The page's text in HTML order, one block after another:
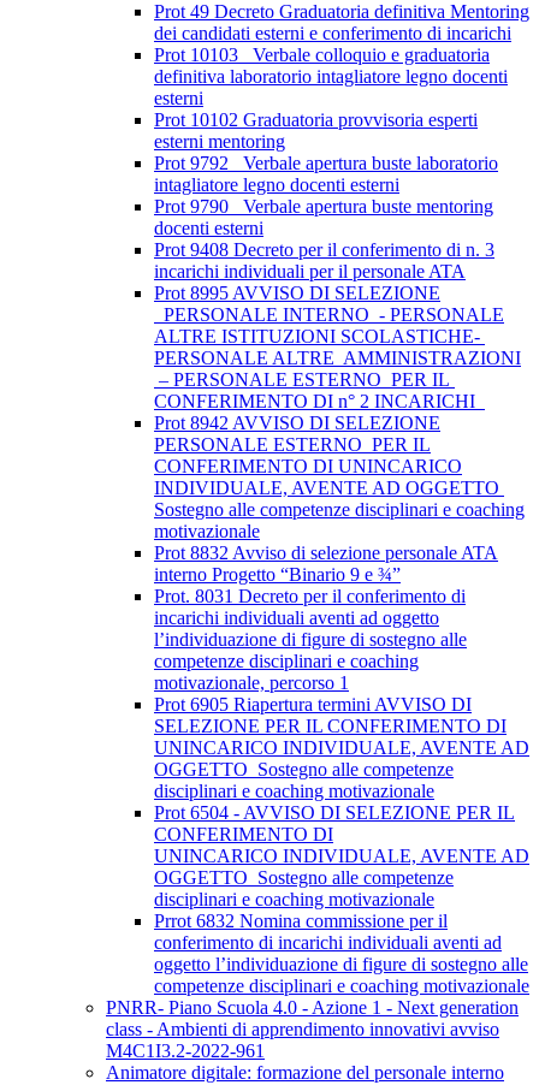
Prot 49 Decreto Graduatoria definitiva Mentoring
dei candidati esterni e conferimento di incarichi
Prot 10103_ Verbale colloquio e graduatoria
definitiva laboratorio intagliatore legno docenti
esterni
Prot 10102 Graduatoria provvisoria esperti
esterni mentoring
Prot 9792_ Verbale apertura buste laboratorio
intagliatore legno docenti esterni
Prot 9790_ Verbale apertura buste mentoring
docenti esterni
Prot 9408 Decreto per il conferimento di n. 3
incarichi individuali per il personale ATA
Prot 8995 AVVISO DI SELEZIONE
PERSONALE INTERNO - PERSONALE
ALTRE ISTITUZIONI SCOLASTICHE-
PERSONALE ALTRE AMMINISTRAZIONI
– PERSONALE ESTERNO PER IL
CONFERIMENTO DI n° 2 INCARICHI
Prot 8942 AVVISO DI SELEZIONE
PERSONALE ESTERNO PER IL
CONFERIMENTO DI UNINCARICO
INDIVIDUALE, AVENTE AD OGGETTO
Sostegno alle competenze disciplinari e coaching
motivazionale
Prot 8832 Avviso di selezione personale ATA
interno Progetto “Binario 9 e ¾”
Prot. 8031 Decreto per il conferimento di
incarichi individuali aventi ad oggetto
l’individuazione di figure di sostegno alle
competenze disciplinari e coaching
motivazionale, percorso 1
Prot 6905 Riapertura termini AVVISO DI
SELEZIONE PER IL CONFERIMENTO DI
UNINCARICO INDIVIDUALE, AVENTE AD
OGGETTO Sostegno alle competenze
disciplinari e coaching motivazionale
Prot 6504 - AVVISO DI SELEZIONE PER IL
CONFERIMENTO DI
UNINCARICO INDIVIDUALE, AVENTE AD
OGGETTO Sostegno alle competenze
disciplinari e coaching motivazionale
Prrot 6832 Nomina commissione per il
conferimento di incarichi individuali aventi ad
oggetto l’individuazione di figure di sostegno alle
competenze disciplinari e coaching motivazionale
PNRR- Piano Scuola 4.0 - Azione 1 - Next generation
class - Ambienti di apprendimento innovativi avviso
M4C1I3.2-2022-961
Animatore digitale: formazione del personale interno